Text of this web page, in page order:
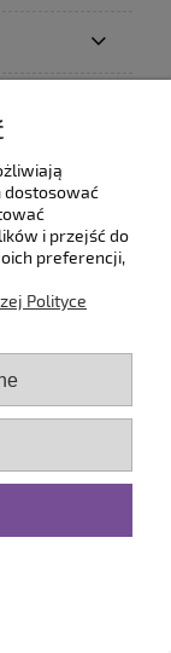
dostosować
i przejść do
preferencji,
Polityce